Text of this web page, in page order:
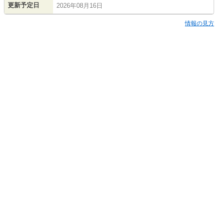
更新予定日 2026年08月16日
情報の見方